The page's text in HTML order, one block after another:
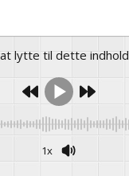
at lytte til dette indhold
1x